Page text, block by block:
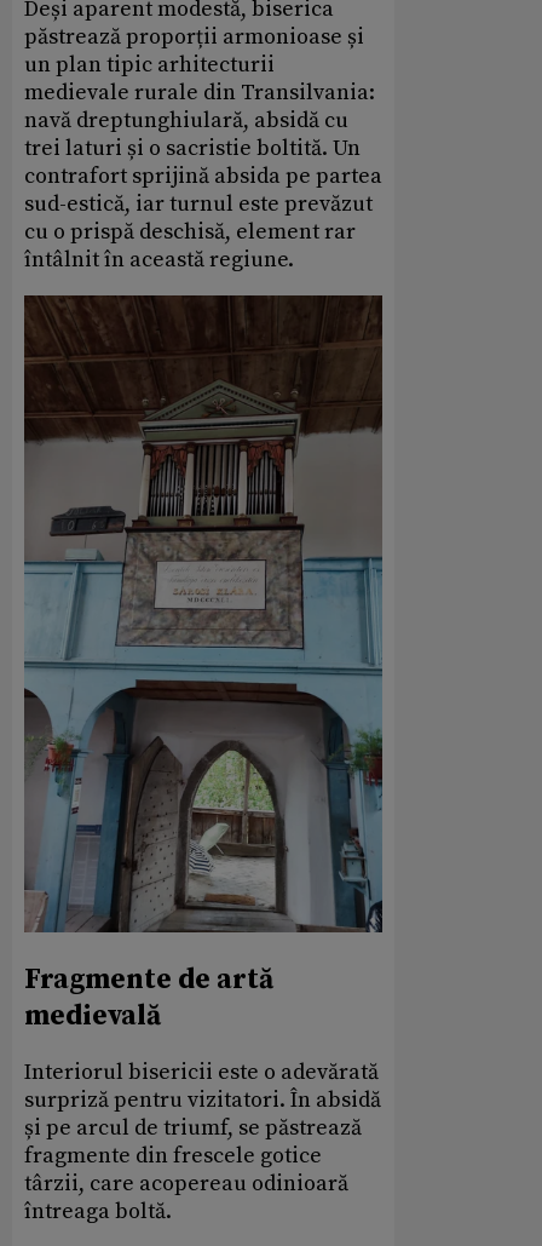
Deși aparent modestă, biserica
păstrează proporții armonioase și
un plan tipic arhitecturii
medievale rurale din Transilvania:
navă dreptunghiulară, absidă cu
trei laturi și o sacristie boltită. Un
contrafort sprijină absida pe partea
sud-estică, iar turnul este prevăzut
cu o prispă deschisă, element rar
întâlnit în această regiune.
Fragmente de artă
medievală
Interiorul bisericii este o adevărată
surpriză pentru vizitatori. În absidă
și pe arcul de triumf, se păstrează
fragmente din frescele gotice
târzii, care acopereau odinioară
întreaga boltă.